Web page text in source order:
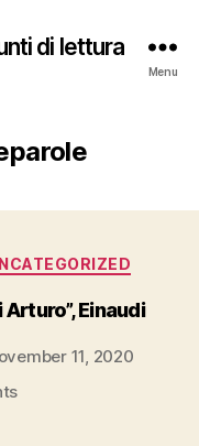
di lettura
Menu
Arturo”, Einaudi
11, 2020
on